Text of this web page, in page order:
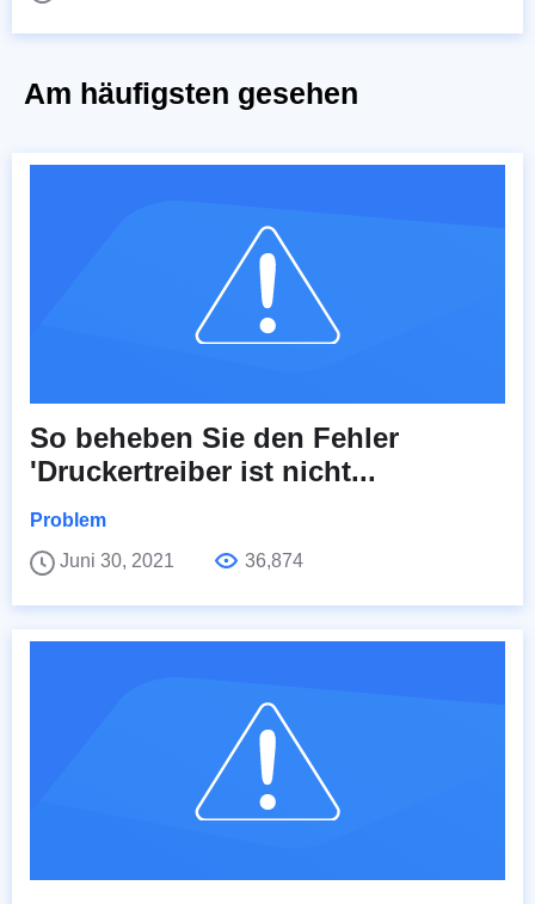
Am häufigsten gesehen
So beheben Sie den Fehler
'Druckertreiber ist nicht...
Problem
Juni 30, 2021
36,874